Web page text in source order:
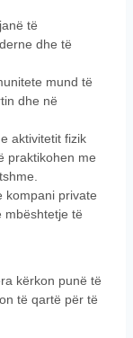
të
dhe të
mund të
dhe në
aktivitetit fizik
praktikohen me
kompani private
mbështetje të
kërkon punë të
të qartë për të